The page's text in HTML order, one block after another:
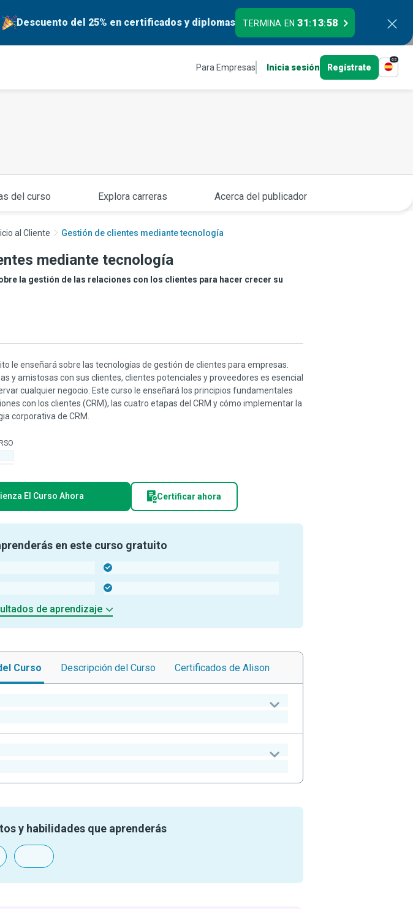
Descuento del 25% en certificados y diplomas TERMINA EN31:13:56
Para Empresas Inicia sesión Regístrate
es
del curso Explora carreras Acerca del publicador
al Cliente Gestión de clientes mediante tecnología
mediante tecnología
la gestión de las relaciones con los clientes para hacer crecer su
le enseñará sobre las tecnologías de gestión de clientes para empresas.
y amistosas con sus clientes, clientes potenciales y proveedores es esencial
cualquier negocio. Este curso le enseñará los principios fundamentales
con los clientes (CRM), las cuatro etapas del CRM y cómo implementar la
corporativa de CRM.
El Curso Ahora Certificar ahora
en este curso gratuito
de aprendizaje
Curso Descripción del Curso Certificados de Alison
y habilidades que aprenderás